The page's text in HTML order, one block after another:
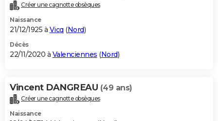
Créer une cagnotte obsèques
Naissance
21/12/1925 à Vicq (Nord)
Décès
22/11/2020 à Valenciennes (Nord)
Vincent DANGREAU (49 ans)
Créer une cagnotte obsèques
Naissance